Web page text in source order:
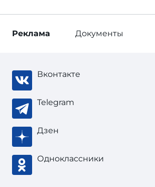
Реклама Документы
Вконтакте
Telegram
Дзен
Одноклассники